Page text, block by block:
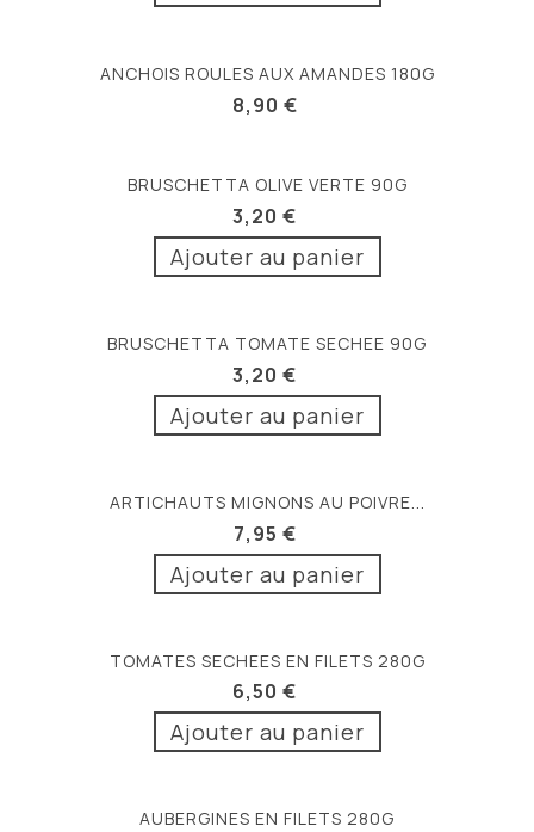
ANCHOIS ROULES AUX AMANDES 180G
8,90 €
BRUSCHETTA OLIVE VERTE 90G
3,20 €
Ajouter au panier
BRUSCHETTA TOMATE SECHEE 90G
3,20 €
Ajouter au panier
ARTICHAUTS MIGNONS AU POIVRE...
7,95 €
Ajouter au panier
TOMATES SECHEES EN FILETS 280G
6,50 €
Ajouter au panier
AUBERGINES EN FILETS 280G